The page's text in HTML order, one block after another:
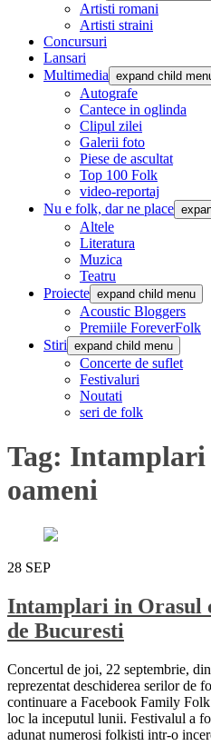
Artisti romani
Artisti straini
Concursuri
Lansari
Multimedia expand child
Autografe
Cantece in oglinda
Clipul zilei
Galerii foto
Piese de ascultat
Top 100 Folk
video-reportaj
Nu e folk, dar ne place
Altele
Literatura
Muzica
Teatru
Proiecte expand child menu
Acoustic Bloggers
Premiile ForeverFolk
Stiri expand child menu
Concerte de suflet
Festivaluri
Noutati
seri de folk
Tag: Intamplari
oameni
28 SEP
Intamplari in Orasul
de Bucuresti
Concertul de joi, 22 septembrie,
reprezentat deschiderea serilor de
continuare a Facebook Family
loc la inceputul lunii. Festivalul a
adunat numerosi folkisti intr-o